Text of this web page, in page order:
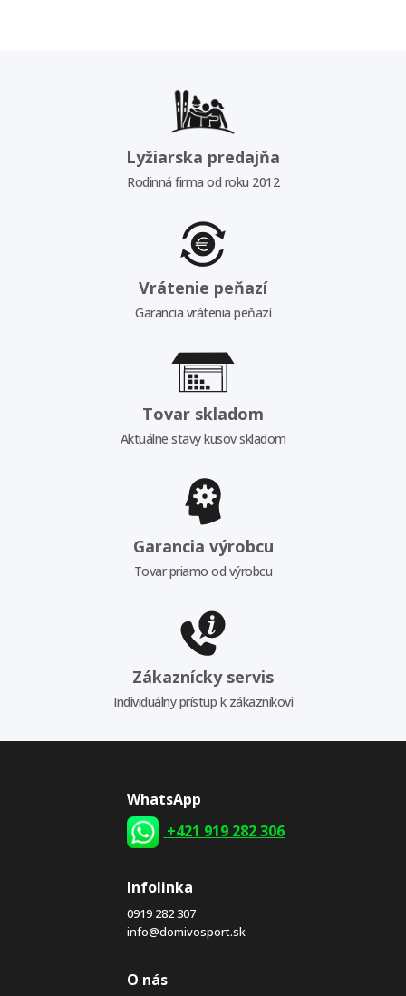
Lyžiarska predajňa
Rodinná firma od roku 2012
Vrátenie peňazí
Garancia vrátenia peňazí
Tovar skladom
Aktuálne stavy kusov skladom
Garancia výrobcu
Tovar priamo od výrobcu
Zákaznícky servis
Individuálny prístup k zákazníkovi
WhatsApp
+421 919 282 306
Infolinka
0919 282 307
info@domivosport.sk
O nás